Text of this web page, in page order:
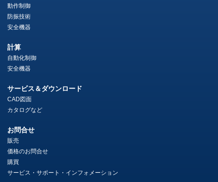
動作制御
防振技術
安全機器
計算
自動化制御
安全機器
サービス＆ダウンロード
CAD図面
カタログなど
お問合せ
販売
価格のお問合せ
購買
サービス・サポート・インフォメーション